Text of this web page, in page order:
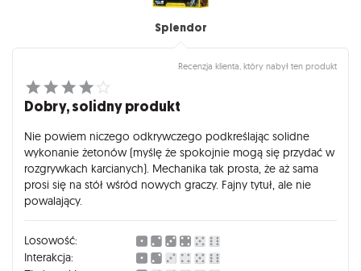
Splendor
Recenzja klienta, który nabył ten produkt
Dobry, solidny produkt
Nie powiem niczego odkrywczego podkreślając solidne
wykonanie żetonów (myślę że spokojnie mogą się przydać w
rozgrywkach karcianych). Mechanika tak prosta, że aż sama
prosi się na stół wśród nowych graczy. Fajny tytuł, ale nie
powalający.
Losowość:
Interakcja: